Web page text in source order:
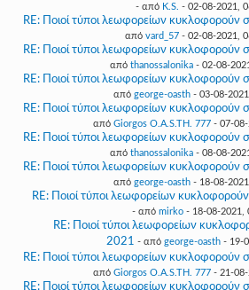
- από K.S. - 02-08-2021,
RE: Ποιοί τύποι λεωφορείων
από vard_57- 02-08-2021,
RE: Ποιοί τύποι λεωφορείων
από thanossalonika - 02-08-
RE: Ποιοί τύποι λεωφορείων
από george-oasth- 03-08-
RE: Ποιοί τύποι λεωφορείων
από Giorgos O.A.S.TH. 777- 07-08-
RE: Ποιοί τύποι λεωφορείων
από thanossalonika - 08-08-
RE: Ποιοί τύποι λεωφορείων
από george-oasth- 18-08-
RE: Ποιοί τύποι λεωφορείων
- από mirko- 18-08-2021,
RE: Ποιοί τύποι λεωφορείων
2021 - από george-oasth- 19-
RE: Ποιοί τύποι λεωφορείων
από Giorgos O.A.S.TH. 777- 21-08-
RE: Ποιοί τύποι λεωφορείων